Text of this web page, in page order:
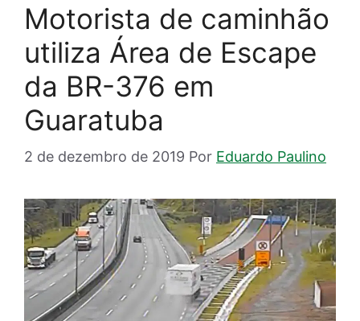
Motorista de caminhão
utiliza Área de Escape
da BR-376 em
Guaratuba
2 de dezembro de 2019 Por Eduardo Paulino